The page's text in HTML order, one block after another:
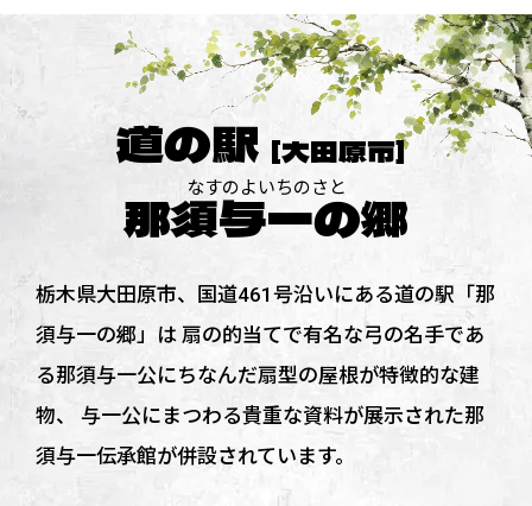
道の駅 [大田原市]
那須与一の郷
栃木県大田原市、国道461号沿いにある道の駅「那
須与一の郷」は 扇の的当てで有名な弓の名手であ
る那須与一公にちなんだ扇型の屋根が特徴的な建
物、
与一公にまつわる貴重な資料が展示された那
須与一伝承館が併設されています。